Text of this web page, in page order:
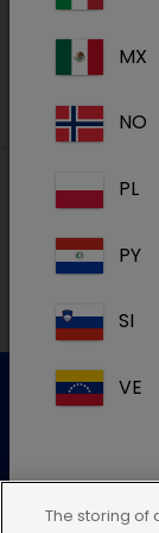
Lokale
Gelieve onze
info
MX
NO
PL
PY
SI
VE
The storing of